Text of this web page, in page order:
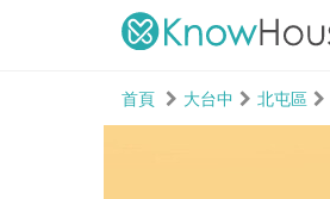
首頁 大台中 北屯區